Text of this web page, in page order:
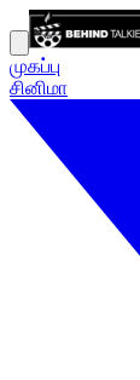
முகப்பு
சினிமா